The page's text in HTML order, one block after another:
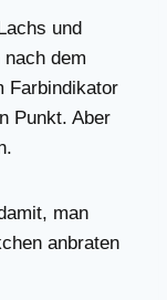
und
dem
Farbindikator
Punkt. Aber
man
anbraten